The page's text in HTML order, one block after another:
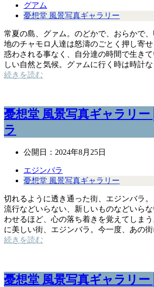
グアム
憂想堂 風景写真ギャラリー
常夏の島、グァム。のどかで、おらかで
地のチャモロ人達は怒濤のごとく押し寄
惑わされる事なく、自分達の時間で生き
しい自然と気候。グァムに行く時は時計な
続きを読む
憂想堂 風景写真ギャラリ
ラ
公開日： 2024年8月25日
エジンバラ
憂想堂 風景写真ギャラリー
切れるように透き通った街、エジンバラ。
流行などいらない、新しいものなどいら
わせるほど、心の落ち着きを覚えてしま
に美しい街、エジンバラ。今一度、あの街
続きを読む
憂想堂 風景写真ギャラリ